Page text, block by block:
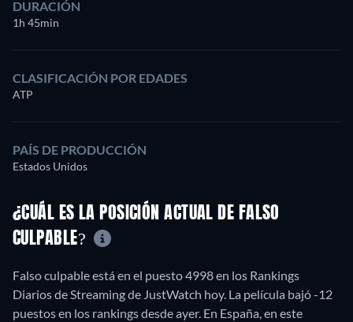
DURACIÓN
1h 45min
CLASIFICACIÓN POR EDADES
ATP
PAÍS DE PRODUCCIÓN
Estados Unidos
¿CUÁL ES LA POSICIÓN ACTUAL DE FALSO
CULPABLE?
Falso culpable está en el puesto 4998 en los Rankings
Diarios de Streaming de JustWatch hoy. La película bajó -12
puestos en los rankings desde ayer. En España, en este